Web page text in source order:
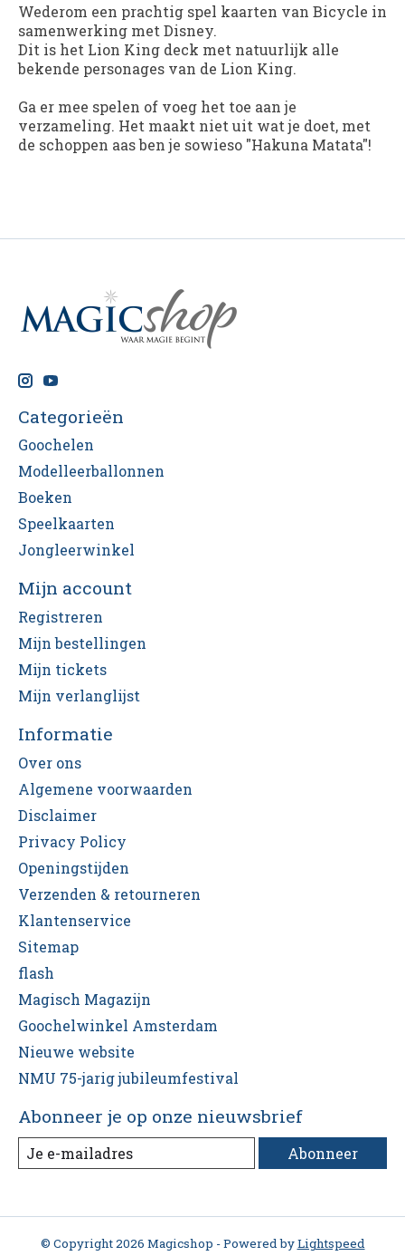
Wederom een prachtig spel kaarten van Bicycle in
samenwerking met Disney.
Dit is het Lion King deck met natuurlijk alle
bekende personages van de Lion King.
Ga er mee spelen of voeg het toe aan je
verzameling. Het maakt niet uit wat je doet, met
de schoppen aas ben je sowieso "Hakuna Matata"!
Categorieën
Goochelen
Modelleerballonnen
Boeken
Speelkaarten
Jongleerwinkel
Mijn account
Registreren
Mijn bestellingen
Mijn tickets
Mijn verlanglijst
Informatie
Over ons
Algemene voorwaarden
Disclaimer
Privacy Policy
Openingstijden
Verzenden & retourneren
Klantenservice
Sitemap
flash
Magisch Magazijn
Goochelwinkel Amsterdam
Nieuwe website
NMU 75-jarig jubileumfestival
Abonneer je op onze nieuwsbrief
Abonneer
© Copyright 2026 Magicshop - Powered byLightspeed